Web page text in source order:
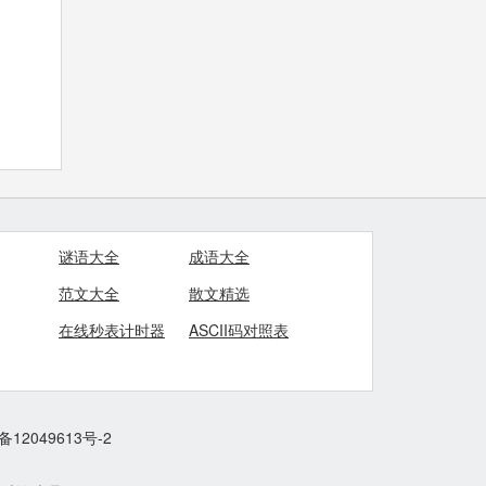
谜语大全
成语大全
范文大全
散文精选
在线秒表计时器
ASCII码对照表
12049613号-2